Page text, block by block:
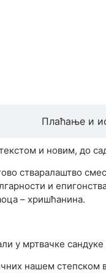
Плаћање и
и новим, до
стваралаштво
и
– хришћанина.
у мртвачке
нашем степском